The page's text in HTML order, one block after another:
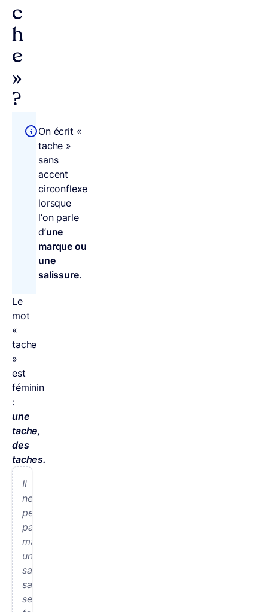
c
h
e
»
?
On écrit «
tache »
sans
accent
circonflexe
lorsque
l’on parle
d’une
marque ou
une
salissure.
Le
mot
«
tache
»
est
féminin
:
une
tache,
des
taches.
Il
ne
peut
pas
manger
un
sandwich
sans
se